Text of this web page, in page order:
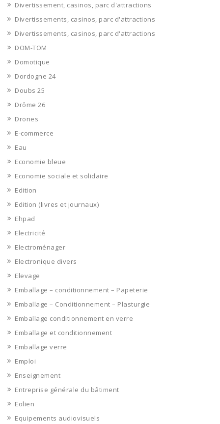
Divertissement, casinos, parc d'attractions
Divertissements, casinos, parc d'attractions
Divertissements, casinos, parc d'attractions
DOM-TOM
Domotique
Dordogne 24
Doubs 25
Drôme 26
Drones
E-commerce
Eau
Economie bleue
Economie sociale et solidaire
Edition
Edition (livres et journaux)
Ehpad
Electricité
Electroménager
Electronique divers
Elevage
Emballage – conditionnement – Papeterie
Emballage – Conditionnement – Plasturgie
Emballage conditionnement en verre
Emballage et conditionnement
Emballage verre
Emploi
Enseignement
Entreprise générale du bâtiment
Eolien
Equipements audiovisuels